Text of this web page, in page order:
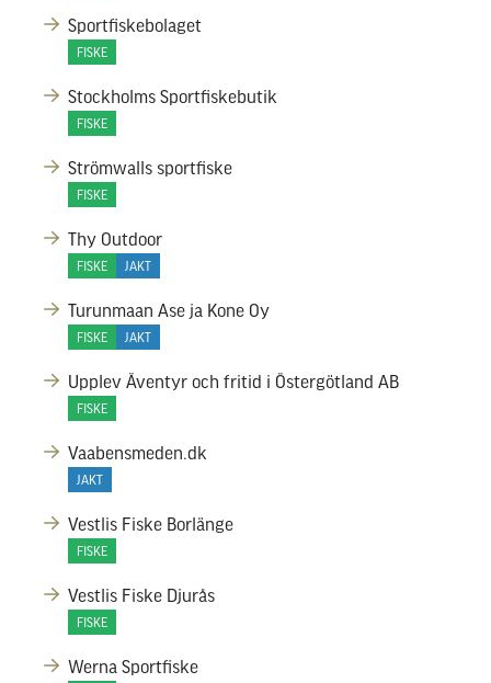
Sportfiskebolaget
FISKE
Stockholms Sportfiskebutik
FISKE
Strömwalls sportfiske
FISKE
Thy Outdoor
FISKE JAKT
Turunmaan Ase ja Kone Oy
FISKE JAKT
Upplev Äventyr och fritid i Östergötland AB
FISKE
Vaabensmeden.dk
JAKT
Vestlis Fiske Borlänge
FISKE
Vestlis Fiske Djurås
FISKE
Werna Sportfiske